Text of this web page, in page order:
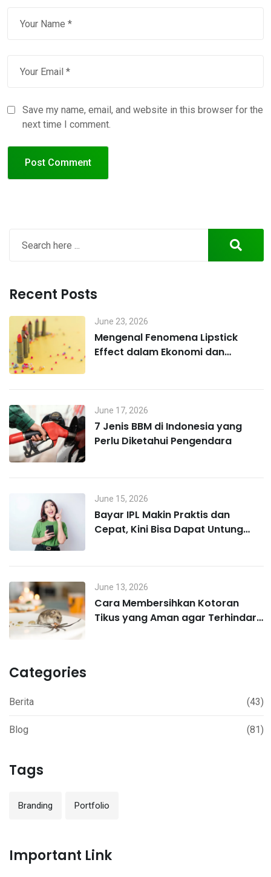
Save my name, email, and website in this browser for the
next time I comment.
Recent Posts
June 23, 2026
Mengenal Fenomena Lipstick
Effect dalam Ekonomi dan
June 17, 2026
7 Jenis BBM di Indonesia yang
Perlu Diketahui Pengendara
June 15, 2026
Bayar IPL Makin Praktis dan
Cepat, Kini Bisa Dapat Untung
June 13, 2026
Cara Membersihkan Kotoran
Tikus yang Aman agar Terhindar
Categories
Berita (43)
Blog (81)
Tags
Branding Portfolio
Important Link